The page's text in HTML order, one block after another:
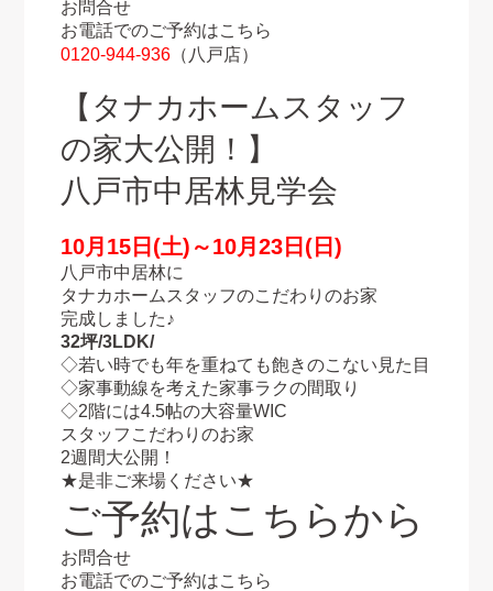
お問合せ
お電話でのご予約はこちら
0120-944-936（八戸店）
【タナカホームスタッフ
の家大公開！】
八戸市中居林見学会
10月15日(土)～10月23日(日)
八戸市中居林に
タナカホームスタッフのこだわりのお家
完成しました♪
32坪/3LDK/
◇若い時でも年を重ねても飽きのこない見た目
◇家事動線を考えた家事ラクの間取り
◇2階には4.5帖の大容量WIC
スタッフこだわりのお家
2週間大公開！
★是非ご来場ください★
ご予約はこちらから
お問合せ
お電話でのご予約はこちら